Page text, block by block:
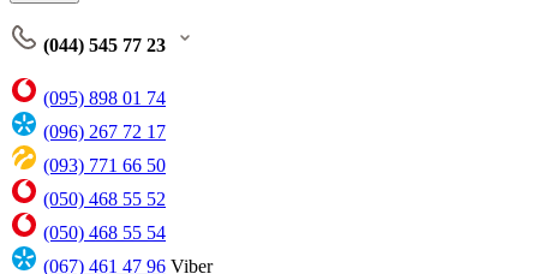
(044) 545 77 23
(095) 898 01 74
(096) 267 72 17
(093) 771 66 50
(050) 468 55 52
(050) 468 55 54
(067) 461 47 96 Viber